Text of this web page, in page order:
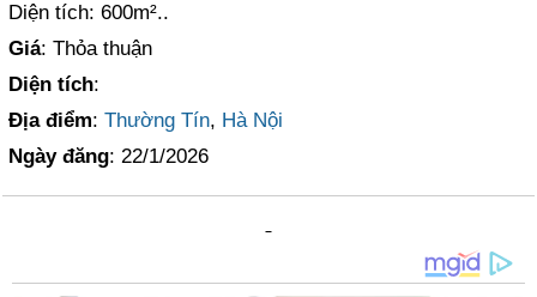
Diện tích: 600m²..
Giá: Thỏa thuận
Diện tích:
Địa điểm:Thường Tín, Hà Nội
Ngày đăng: 22/1/2026